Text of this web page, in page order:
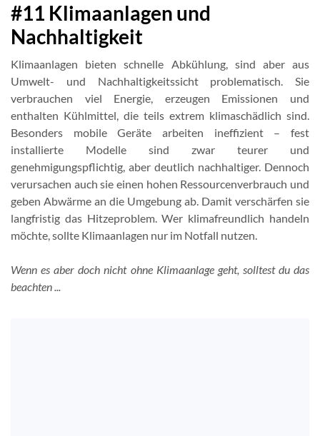
#11 Klimaanlagen und
Nachhaltigkeit
Klimaanlagen bieten schnelle Abkühlung, sind aber aus
Umwelt- und Nachhaltigkeitssicht problematisch. Sie
verbrauchen viel Energie, erzeugen Emissionen und
enthalten Kühlmittel, die teils extrem klimaschädlich sind.
Besonders mobile Geräte arbeiten ineffizient – fest
installierte Modelle sind zwar teurer und
genehmigungspflichtig, aber deutlich nachhaltiger. Dennoch
verursachen auch sie einen hohen Ressourcenverbrauch und
geben Abwärme an die Umgebung ab. Damit verschärfen sie
langfristig das Hitzeproblem. Wer klimafreundlich handeln
möchte, sollte Klimaanlagen nur im Notfall nutzen.
Wenn es aber doch nicht ohne Klimaanlage geht, solltest du das
beachten ...